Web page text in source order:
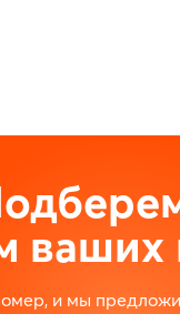
и мы